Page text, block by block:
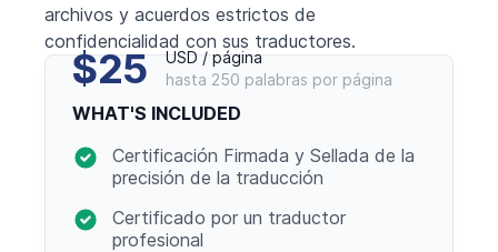
archivos y acuerdos estrictos de
confidencialidad con sus traductores.
$25
USD / página
hasta 250 palabras por página
WHAT'S INCLUDED
Certificación Firmada y Sellada de la
precisión de la traducción
Certificado por un traductor
profesional